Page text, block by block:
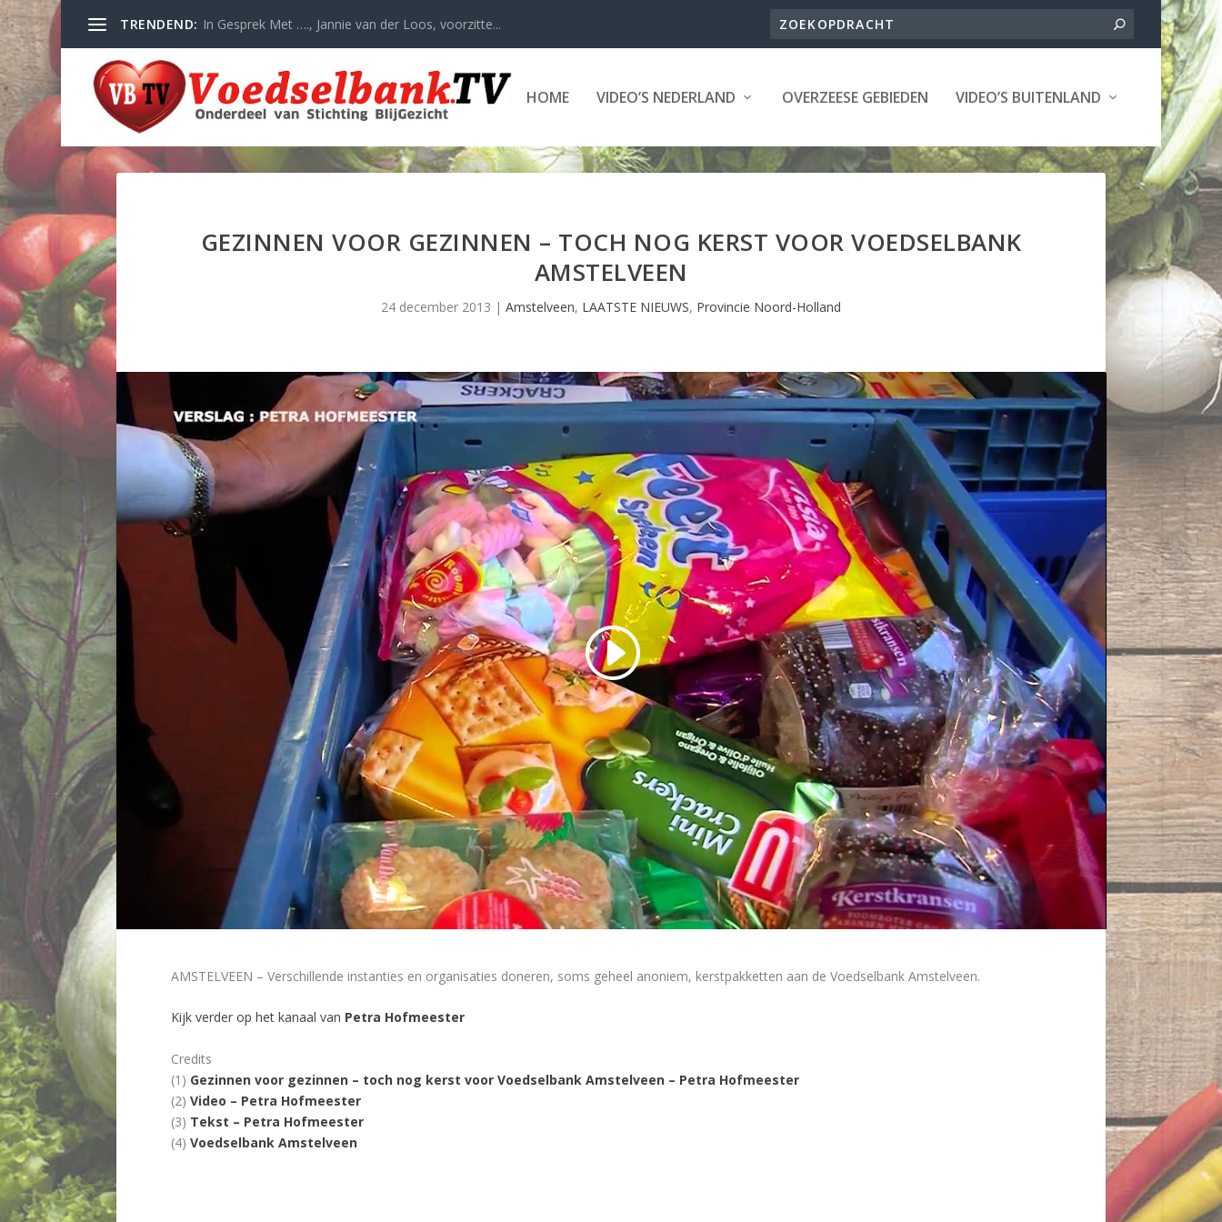
TRENDEND: In Gesprek Met …., Jannie van der Loos, voorzitte...
HOME VIDEO’S NEDERLAND OVERZEESE GEBIEDEN VIDEO’S BUITENLAND
GEZINNEN VOOR GEZINNEN – TOCH NOG KERST VOOR VOEDSELBANK
AMSTELVEEN
24 december 2013 | Amstelveen, LAATSTE NIEUWS, Provincie Noord-Holland
AMSTELVEEN – Verschillende instanties en organisaties doneren, soms geheel anoniem, kerstpakketten aan de Voedselbank Amstelveen.
Kijk verder op het kanaal van Petra Hofmeester
Credits
(1) Gezinnen voor gezinnen – toch nog kerst voor Voedselbank Amstelveen – Petra Hofmeester
(2) Video – Petra Hofmeester
(3) Tekst – Petra Hofmeester
(4) Voedselbank Amstelveen